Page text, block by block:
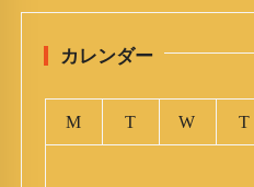
カレンダー
M T W T